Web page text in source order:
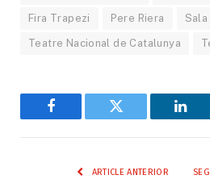
Fira Trapezi Pere Riera
Teatre Nacional de Catalunya
Facebook Twitter
ARTICLE ANTERIOR